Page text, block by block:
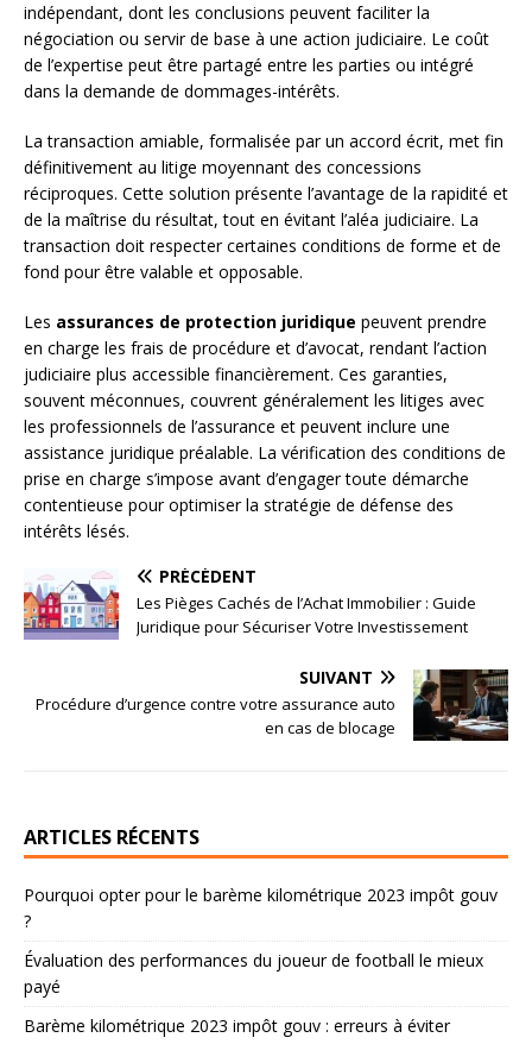
indépendant, dont les conclusions peuvent faciliter la
négociation ou servir de base à une action judiciaire. Le coût
de l’expertise peut être partagé entre les parties ou intégré
dans la demande de dommages-intérêts.
La transaction amiable, formalisée par un accord écrit, met fin
définitivement au litige moyennant des concessions
réciproques. Cette solution présente l’avantage de la rapidité et
de la maîtrise du résultat, tout en évitant l’aléa judiciaire. La
transaction doit respecter certaines conditions de forme et de
fond pour être valable et opposable.
Les assurances de protection juridique peuvent prendre
en charge les frais de procédure et d’avocat, rendant l’action
judiciaire plus accessible financièrement. Ces garanties,
souvent méconnues, couvrent généralement les litiges avec
les professionnels de l’assurance et peuvent inclure une
assistance juridique préalable. La vérification des conditions de
prise en charge s’impose avant d’engager toute démarche
contentieuse pour optimiser la stratégie de défense des
intérêts lésés.
PRÉCÉDENT
Les Pièges Cachés de l’Achat Immobilier : Guide
Juridique pour Sécuriser Votre Investissement
SUIVANT
Procédure d’urgence contre votre assurance auto
en cas de blocage
ARTICLES RÉCENTS
Pourquoi opter pour le barème kilométrique 2023 impôt gouv
?
Évaluation des performances du joueur de football le mieux
payé
Barème kilométrique 2023 impôt gouv : erreurs à éviter